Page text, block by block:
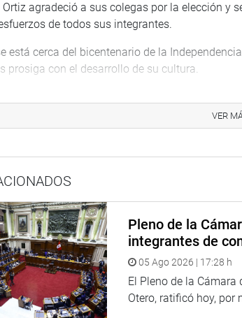
agradeció a sus colegas por la elección y
de todos sus integrantes.
está cerca del bicentenario de la
prosiga con el desarrollo de su cultura.
un gran reto por delante sobre todo con el
que se presentan, por ejemplo en
presentes los legisladores Juan Carlos Del
Petrozzi, Alberto De Belaunde (NoA) y
VER
Pleno de la
integrantes de
05 Ago 2026 | 17:28 h
El Pleno de la Cámara
Otero, ratificó hoy, por